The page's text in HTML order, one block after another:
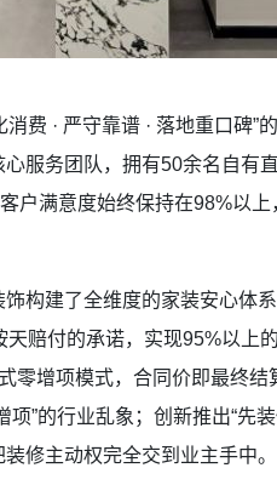
消费 · 严守靠谱 · 落地重口碑”
服务团队，拥有50余名自有
户满意度始终保持在98%以
构建了全维度的家装安心体
赔付的承诺，实现95%以上
零增项模式，合同价即最终
项”的行业乱象；创新推出“先
修主动权完全交到业主手中。